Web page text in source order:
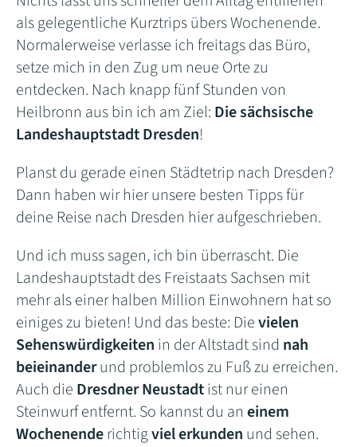
als gelegentliche Kurztrips übers Wochenende.
Normalerweise verlasse ich freitags das Büro,
setze mich in den Zug um neue Orte zu
entdecken. Nach knapp fünf Stunden von
Heilbronn aus bin ich am Ziel: Die sächsische
Landeshauptstadt Dresden!
Planst du gerade einen Städtetrip nach Dresden?
Dann haben wir hier unsere besten Tipps für
deine Reise nach Dresden hier aufgeschrieben.
Und ich muss sagen, ich bin überrascht. Die
Landeshauptstadt des Freistaats Sachsen mit
mehr als einer halben Million Einwohnern hat so
einiges zu bieten! Und das beste: Dievielen
Sehenswürdigkeiten in der Altstadt sind nah
beieinanderund problemlos zu Fuß zu erreichen.
Auch die Dresdner Neustadtist nur einen
Steinwurf entfernt. So kannst du an einem
Wochenenderichtigviel erkunden und sehen.